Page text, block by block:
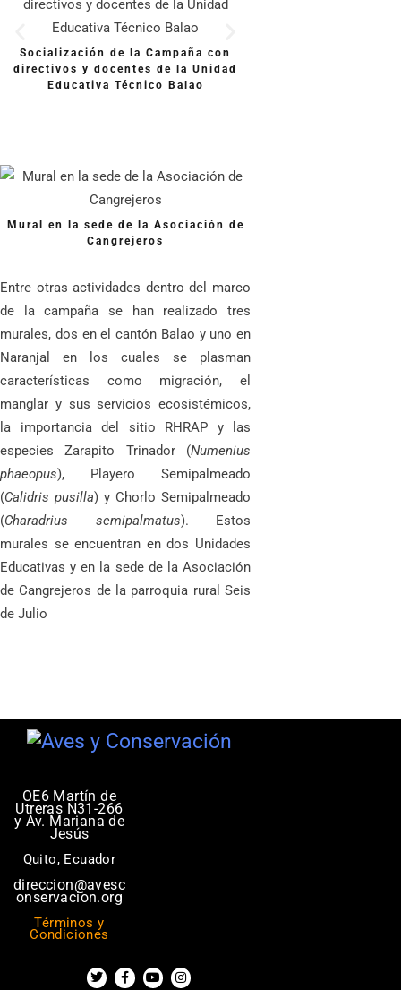
Socialización de la Campaña con
directivos y docentes de la Unidad
Educativa Técnico Balao
Mural en la sede de la Asociación de
Cangrejeros
Entre otras actividades dentro del marco
de la campaña se han realizado tres
murales, dos en el cantón Balao y uno en
Naranjal en los cuales se plasman
características como migración, el
manglar y sus servicios ecosistémicos,
la importancia del sitio RHRAP y las
especies Zarapito Trinador (Numenius
phaeopus), Playero Semipalmeado
(Calidris pusilla) y Chorlo Semipalmeado
(Charadrius semipalmatus). Estos
murales se encuentran en dos Unidades
Educativas y en la sede de la Asociación
de Cangrejeros de la parroquia rural Seis
de Julio
OE6 Martín de
Utreras N31-266
y Av. Mariana de
Jesús
Quito, Ecuador
direccion@avesc
onservacion.org
Términos y
Condiciones